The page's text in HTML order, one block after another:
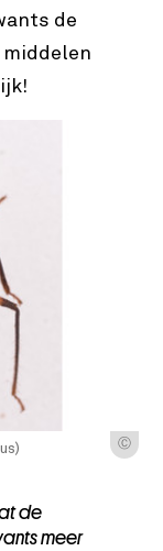
de
middelen
Ⓒ
de
meer